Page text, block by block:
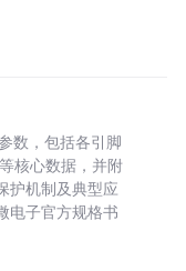
数，包括各引脚
核心数据，并附
护机制及典型应
电子官方规格书